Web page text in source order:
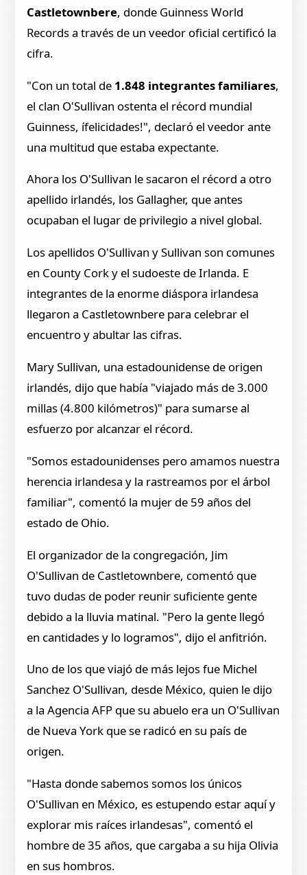
Castletownbere, donde Guinness World
Records a través de un veedor oficial certificó la
cifra.
"Con un total de 1.848 integrantes familiares,
el clan O'Sullivan ostenta el récord mundial
Guinness, ífelicidades!", declaró el veedor ante
una multitud que estaba expectante.
Ahora los O'Sullivan le sacaron el récord a otro
apellido irlandés, los Gallagher, que antes
ocupaban el lugar de privilegio a nivel global.
Los apellidos O'Sullivan y Sullivan son comunes
en County Cork y el sudoeste de Irlanda. E
integrantes de la enorme diáspora irlandesa
llegaron a Castletownbere para celebrar el
encuentro y abultar las cifras.
Mary Sullivan, una estadounidense de origen
irlandés, dijo que había "viajado más de 3.000
millas (4.800 kilómetros)" para sumarse al
esfuerzo por alcanzar el récord.
"Somos estadounidenses pero amamos nuestra
herencia irlandesa y la rastreamos por el árbol
familiar", comentó la mujer de 59 años del
estado de Ohio.
El organizador de la congregación, Jim
O'Sullivan de Castletownbere, comentó que
tuvo dudas de poder reunir suficiente gente
debido a la lluvia matinal. "Pero la gente llegó
en cantidades y lo logramos", dijo el anfitrión.
Uno de los que viajó de más lejos fue Michel
Sanchez O'Sullivan, desde México, quien le dijo
a la Agencia AFP que su abuelo era un O'Sullivan
de Nueva York que se radicó en su país de
origen.
"Hasta donde sabemos somos los únicos
O'Sullivan en México, es estupendo estar aquí y
explorar mis raíces irlandesas", comentó el
hombre de 35 años, que cargaba a su hija Olivia
en sus hombros.